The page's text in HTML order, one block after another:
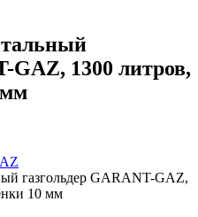
GAZ, 1300 литров,
газгольдер GARANT-GAZ,
10 мм